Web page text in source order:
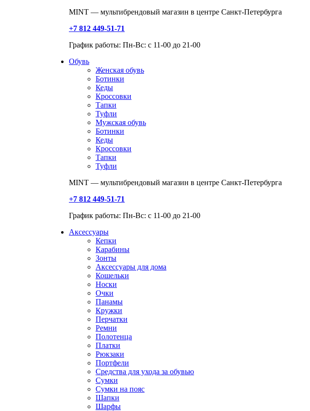
MINT — мультибрендовый магазин в центре Санкт-Петербурга
+7 812 449-51-71
График работы: Пн-Вс: с 11-00 до 21-00
Обувь
Женская обувь
Ботинки
Кеды
Кроссовки
Тапки
Туфли
Мужская обувь
Ботинки
Кеды
Кроссовки
Тапки
Туфли
MINT — мультибрендовый магазин в центре Санкт-Петербурга
+7 812 449-51-71
График работы: Пн-Вс: с 11-00 до 21-00
Аксессуары
Кепки
Карабины
Зонты
Аксессуары для дома
Кошельки
Носки
Очки
Панамы
Кружки
Перчатки
Ремни
Полотенца
Платки
Рюкзаки
Портфели
Средства для ухода за обувью
Сумки
Сумки на пояс
Шапки
Шарфы